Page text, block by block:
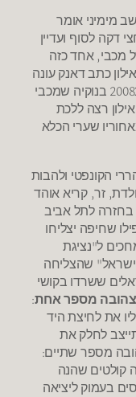
מימיני אומר
חצי דקה לסוף ועדיין
מכבי, אחד כזה
3 נגד י"ם. אילון כתב דאנק עונה
לו שעד השריקה זה לא גמור,אני נזכר ב2008 בנוקיה שמכבי
לסוף, אילון רצה ללכת
שערי הכלא
הקונפטי ולהבות
זר, קריא אוהד
בחזרה לתל אביב
שחיפה יצליחו
ל"נציגת
ישראל" שהצליחה
ששרדו בקושי
מספר אחת:
את לחיצת היד
לחלק את
מספר שתיים:
קולטים שהנה
בעמוק ליציאה